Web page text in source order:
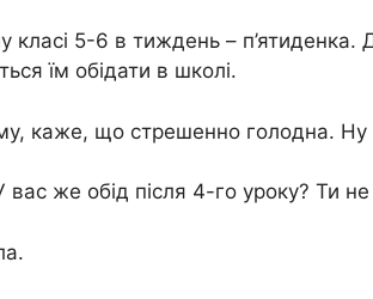
класі 5-6 в тиждень – п’ятиденка.
їм обідати в школі.
каже, що стрешенно голодна. Ну
же обід після 4-го уроку? Ти